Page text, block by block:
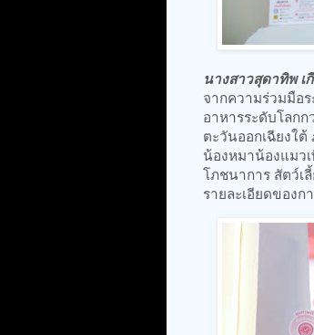
นางสาวสุดาทิพ เ
จากความร่วมมือร
อาหารระดับโลก
ตะวันออกเฉียงใต้
น้องหมาน้องแมว
โภชนาการ สัตว์เ
รายละเอียดของก